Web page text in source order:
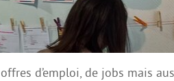
d’emploi, de jobs mais